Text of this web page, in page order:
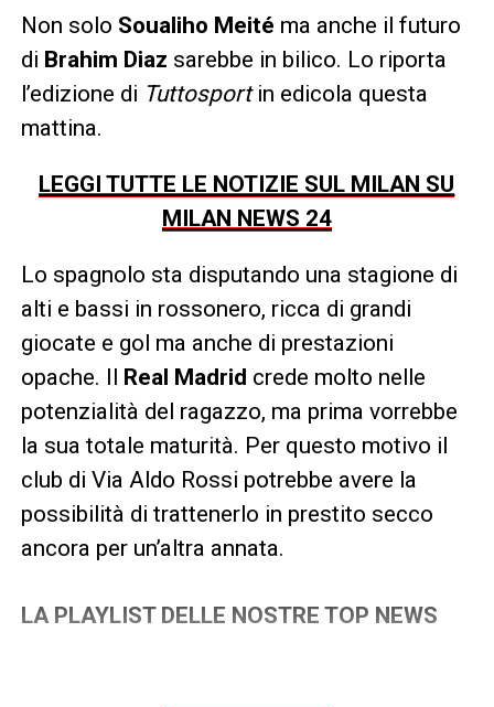
Non solo Soualiho Meité ma anche il futuro
di Brahim Diaz sarebbe in bilico. Lo riporta
l’edizione di Tuttosportin edicola questa
mattina.
LEGGI TUTTE LE NOTIZIE SUL MILAN SU
MILAN NEWS 24
Lo spagnolo sta disputando una stagione di
alti e bassi in rossonero, ricca di grandi
giocate e gol ma anche di prestazioni
opache. Il
Real Madrid crede molto nelle
potenzialità del ragazzo, ma prima vorrebbe
la sua totale maturità. Per questo motivo il
club di Via Aldo Rossi potrebbe avere la
possibilità di trattenerlo in prestito secco
ancora per un’altra annata.
LA PLAYLIST DELLE NOSTRE TOP NEWS